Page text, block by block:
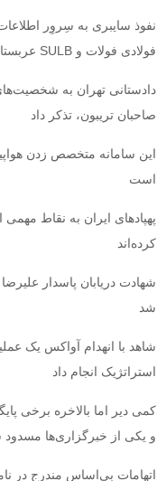
نفوذ سایبری به سِروِر
فولادی فولات و SULB عربستان
دادستانی تهران به
صاحبان تریبون، تذکر داد
این سامانه متخصص زدن
است
پهپاد‌های ایران به نقاط مهمی
کرده‌اند
شهادت دریابان پاسدار علیرضا
شد
شاهد با انهدام آواکس یک
استراتژیک انجام داد
کمی دیر اما بالاخره برخی
و یکی از خبرگزاری‌ها مسدود
اتهامات بی‌اساس مندرج در